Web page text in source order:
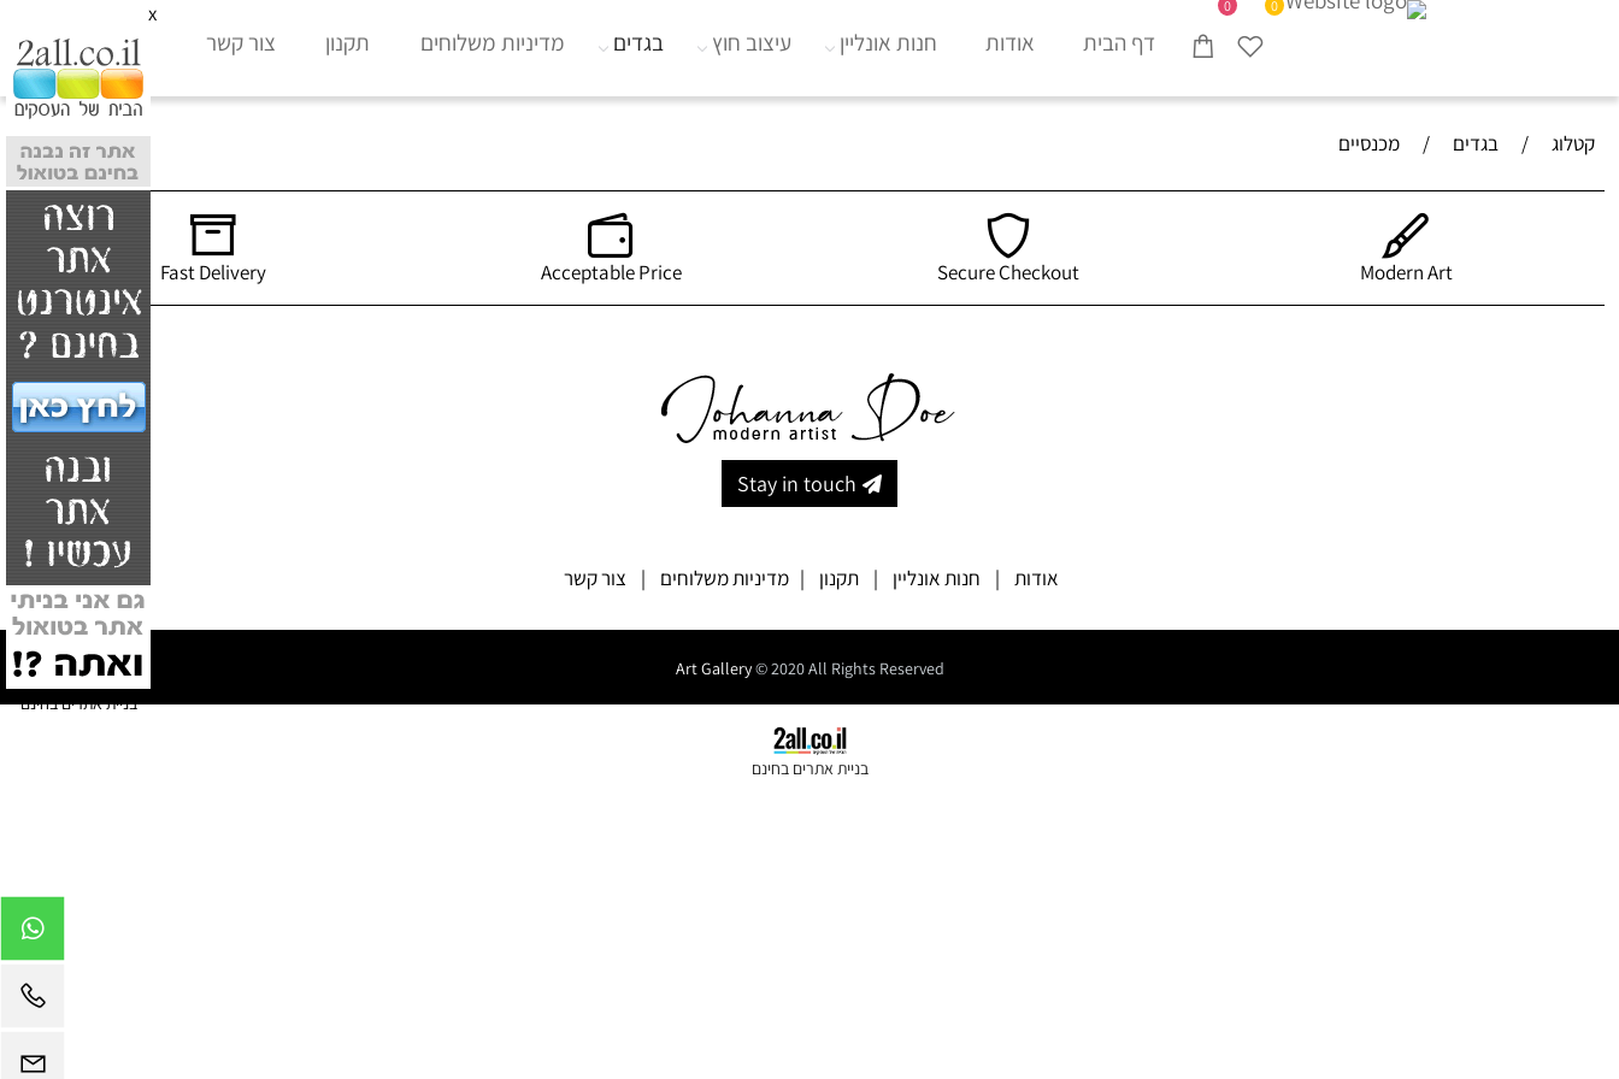
x
בניית אתרים בחינם
0
0
דף הבית אודות חנות אונליין עיצוב חוץ בגדים מדיניות משלוחים תקנון צור קשר
קטלוג / בגדים / מכנסיים
Modern Art
Secure Checkout
Acceptable Price
Fast Delivery
Stay in touch
אודות | חנות אונליין | תקנון | מדיניות משלוחים | צור קשר
Art Gallery© 2020 All Rights Reserved
בניית אתרים בחינם